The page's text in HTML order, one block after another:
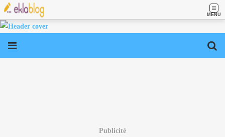
MENU
Publicité